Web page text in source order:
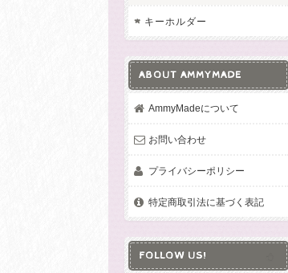
キーホルダー
ABOUT AMMYMADE
AmmyMadeについて
お問い合わせ
プライバシーポリシー
特定商取引法に基づく表記
FOLLOW US!